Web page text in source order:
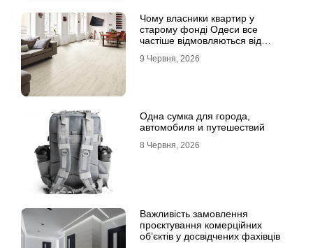
Чому власники квартир у
старому фонді Одеси все
частіше відмовляються від
9 Червня, 2026
Одна сумка для города,
автомобиля и путешествий
8 Червня, 2026
Важливість замовлення
проєктування комерційних
об’єктів у досвідчених фахівців